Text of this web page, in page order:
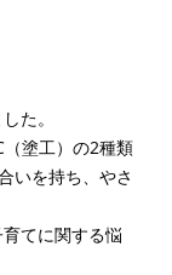
た。
塗工）の2種類
いを持ち、やさ
てに関する悩